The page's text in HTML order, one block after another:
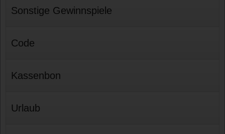
Sonstige Gewinnspiele
Code
Kassenbon
Urlaub